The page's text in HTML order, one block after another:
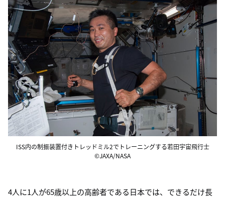
ISS内の制振装置付きトレッドミル2でトレーニングする若田宇宙飛行士
©JAXA/NASA
4人に1人が65歳以上の高齢者である日本では、できるだけ長